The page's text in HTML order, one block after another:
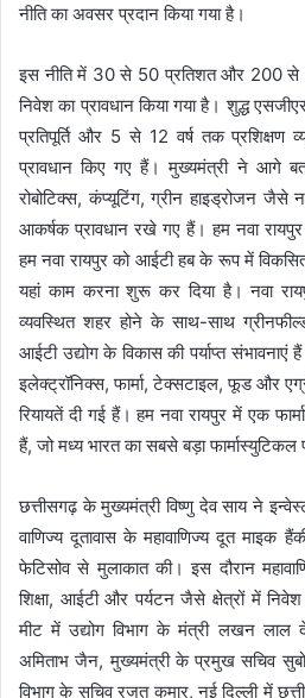
नीति का अवसर प्रदान किया गया है।
इस नीति में 30 से 50 प्रतिशत और 200 से
निवेश का प्रावधान किया गया है। शुद्ध
प्रतिपूर्ति और 5 से 12 वर्ष तक प्रशिक्षण
प्रावधान किए गए हैं। मुख्यमंत्री ने आगे
रोबोटिक्स, कंप्यूटिंग, ग्रीन हाइड्रोजन
आकर्षक प्रावधान रखे गए हैं। हम नवा
हम नवा रायपुर को आईटी हब के रूप में
यहां काम करना शुरू कर दिया है। नवा
व्यवस्थित शहर होने के साथ-साथ
आईटी उद्योग के विकास की पर्याप्त
इलेक्ट्रॉनिक्स, फार्मा, टेक्सटाइल, फूड और
रियायतें दी गई हैं। हम नवा रायपुर में एक
हैं, जो मध्य भारत का सबसे बड़ा फार्मास्युटिकल
छत्तीसगढ़ के मुख्यमंत्री विष्णु देव साय ने
वाणिज्य दूतावास के महावाणिज्य दूत माइक
फेटिसोव से मुलाकात की। इस दौरान
शिक्षा, आईटी और पर्यटन जैसे क्षेत्रों में
मीट में उद्योग विभाग के मंत्री लखन लाल
अमिताभ जैन, मुख्यमंत्री के प्रमुख सचिव
विभाग के सचिव रजत कुमार, नई दिल्ली में